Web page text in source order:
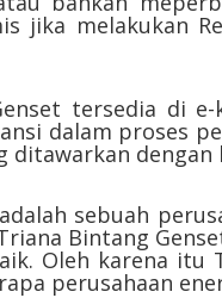
jika melakukan
tersedia di
dalam proses
ditawarkan
sebuah
Bintang
Oleh karena
perusahaan